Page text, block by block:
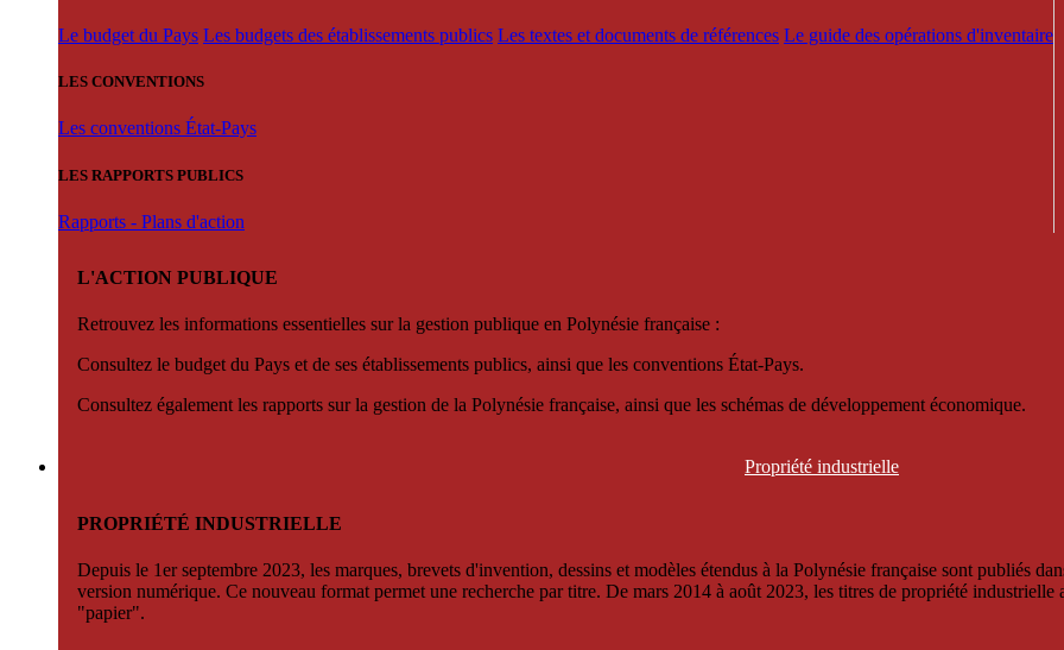
Le budget du Pays Les budgets des établissements publics Les textes et documents de références Le guide des opérations d'inventaire
LES CONVENTIONS
Les conventions État-Pays
LES RAPPORTS PUBLICS
Rapports - Plans d'action
L'ACTION PUBLIQUE
Retrouvez les informations essentielles sur la gestion publique en Polynésie française :
Consultez le budget du Pays et de ses établissements publics, ainsi que les conventions État-Pays.
Consultez également les rapports sur la gestion de la Polynésie française, ainsi que les schémas de développement économique.
Propriété industrielle
PROPRIÉTÉ INDUSTRIELLE
Depuis le 1er septembre 2023, les marques, brevets d'invention, dessins et modèles étendus à la Polynésie française sont publiés
version numérique. Ce nouveau format permet une recherche par titre. De mars 2014 à août 2023, les titres de propriété
"papier".